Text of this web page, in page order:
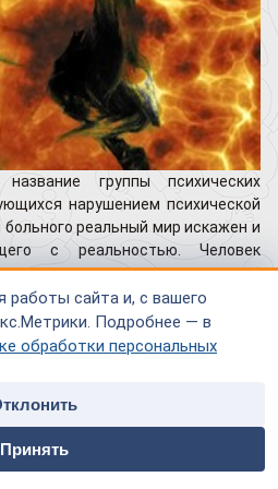
сайта и, с вашего
Подробнее — в
обработки персональных
Принять
payment contacts
группы психических
нарушением психической
больного реальный мир искажен и
с реальностью. Человек
ложно, слышит голоса, к нему
Под влиянием таких
он постоянно опасается
происходит расстройство
беспричинно плачет или
сомнительные вещи, бредовые